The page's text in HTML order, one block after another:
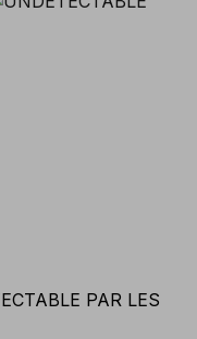
PAR LES